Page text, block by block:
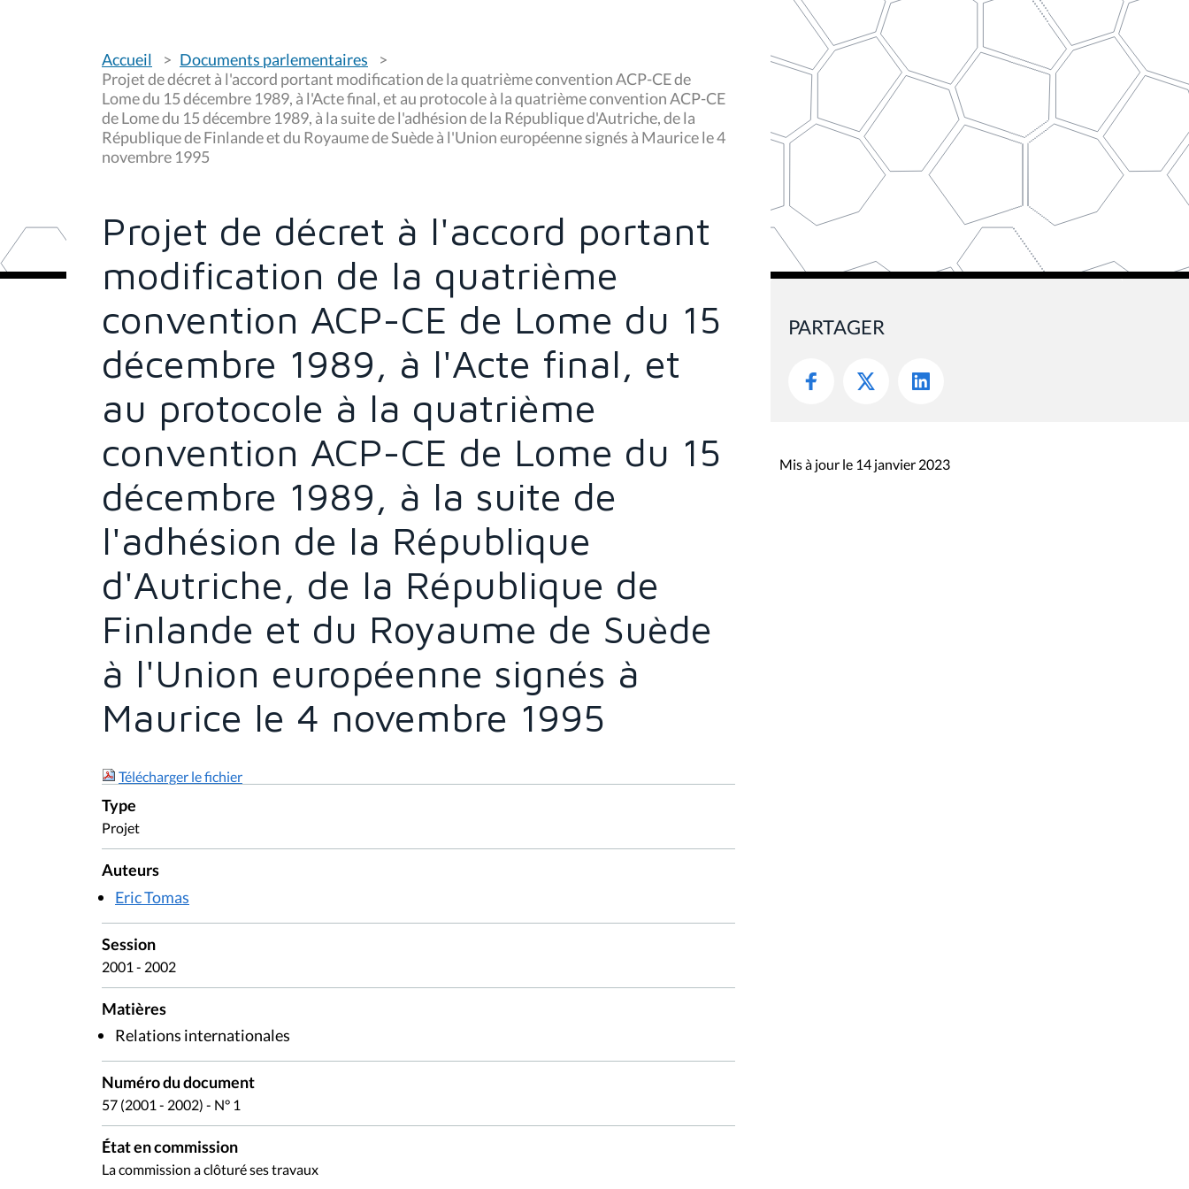
o
u
s
ê
t
e
s
i
:
Accueil
Documents parlementaires
Projet de décret à l'accord portant modification de la quatrième convention ACP-CE de
Lome du 15 décembre 1989, à l'Acte final, et au protocole à la quatrième convention ACP-CE
de Lome du 15 décembre 1989, à la suite de l'adhésion de la République d'Autriche, de la
République de Finlande et du Royaume de Suède à l'Union européenne signés à Maurice le 4
novembre 1995
Projet de décret à l'accord portant
modification de la quatrième
convention ACP-CE de Lome du 15
décembre 1989, à l'Acte final, et
au protocole à la quatrième
convention ACP-CE de Lome du 15
décembre 1989, à la suite de
l'adhésion de la République
d'Autriche, de la République de
Finlande et du Royaume de Suède
à l'Union européenne signés à
Maurice le 4 novembre 1995
Télécharger le fichier
Type
Projet
Auteurs
Eric Tomas
Session
2001 - 2002
Matières
Relations internationales
Numéro du document
57 (2001 - 2002) - N° 1
État en commission
La commission a clôturé ses travaux
PARTAGER
Mis à jour le 14 janvier 2023